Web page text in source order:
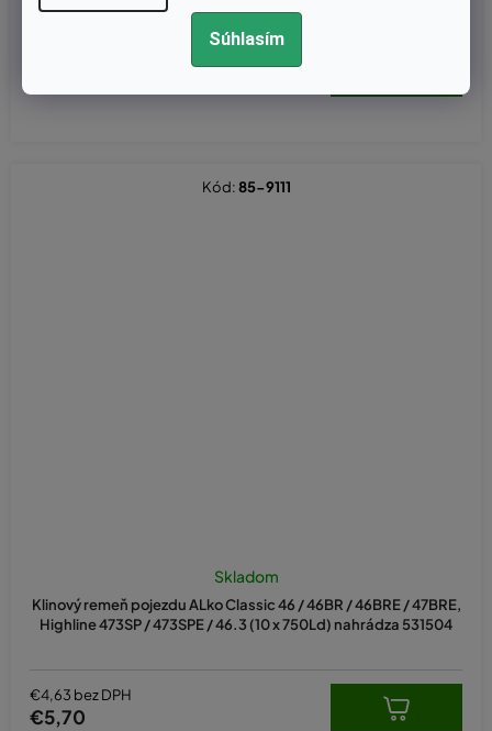
Súhlasím
Klinový remeň pojezdu ALko Classic 46 / 46BR / 46BRE / 47BRE,
Highline 473SP / 473SPE / 46.3 (10 x 750Ld) nahrádza 531504
Skladom
€4,63 bez DPH
€5,70
Kód:85-9111